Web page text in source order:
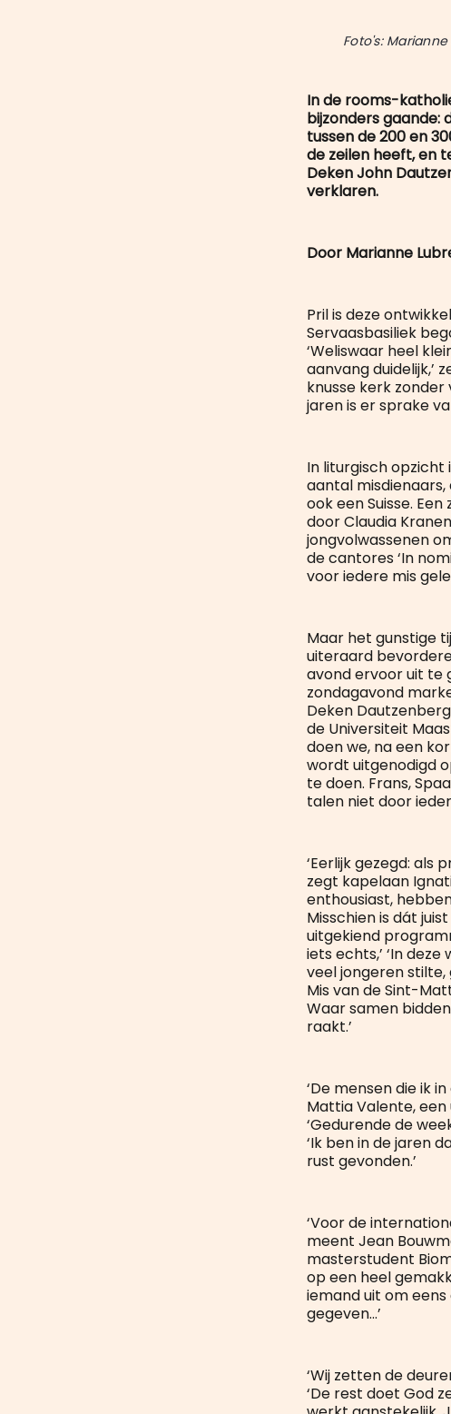
Foto's:
In de rooms-
bijzonders gaande:
tussen de 200 en
de zeilen heeft, en
Deken John
verklaren.
Door Marianne
Pril is deze
Servaasbasiliek
‘Weliswaar heel
aanvang duidelijk,’
knusse kerk zonder
jaren is er sprake
In liturgisch opzicht
aantal
ook een Suisse.
door Claudia
jongvolwassenen
de cantores ‘In
voor iedere mis
Maar het gunstige
uiteraard
avond ervoor uit te
zondagavond
Deken
de Universiteit
doen we, na een
wordt uitgenodigd
te doen. Frans,
talen niet door
‘Eerlijk gezegd: als
zegt kapelaan
enthousiast,
Misschien is dát
uitgekiend
iets echts,’ ‘In
veel jongeren stilte,
Mis van de Sint-
Waar samen
raakt.’
‘De mensen die ik
Mattia Valente,
‘Gedurende de
‘Ik ben in de jaren
rust gevonden.’
‘Voor de
meent Jean
masterstudent
op een heel
iemand uit om
gegeven...’
‘Wij zetten de
‘De rest doet God